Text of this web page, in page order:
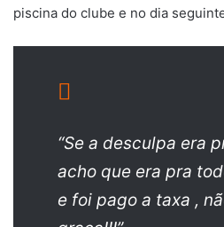
piscina do clube e no dia
“Se a desculpa era
acho que era pra
e foi pago a taxa ,